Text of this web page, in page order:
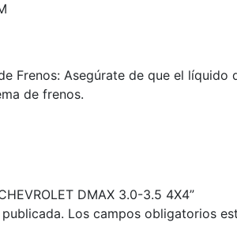
Frenos: Asegúrate de que el
de frenos.
DMAX 3.0-3.5 4X4”
Los campos obligatorios